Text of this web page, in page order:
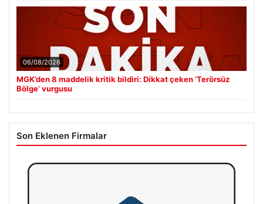
06/08/2026
MGK’den 8 maddelik kritik bildiri: Dikkat çeken ‘Terörsüz
Bölge’ vurgusu
Son Eklenen Firmalar